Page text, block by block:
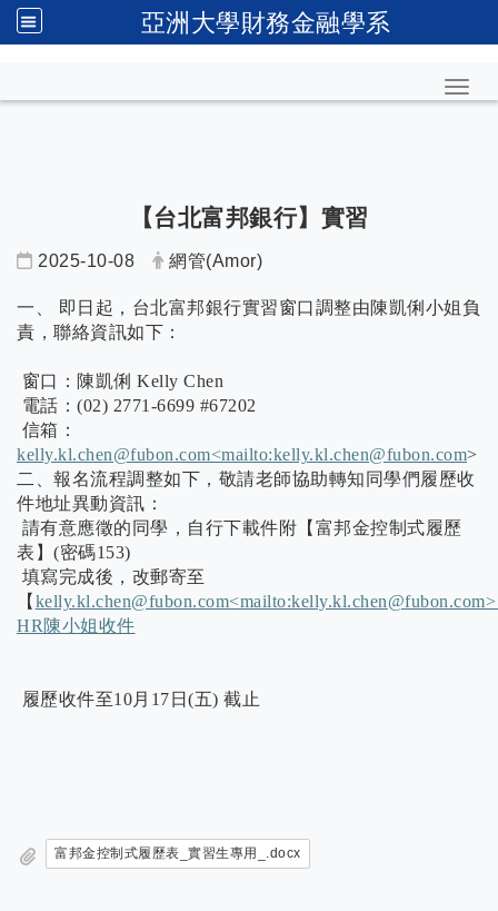
亞洲大學財務金融學系
【台北富邦銀行】實習
2025-10-08 網管(Amor)
一、 即日起，台北富邦銀行實習窗口調整由陳凱俐小姐負
責，聯絡資訊如下：
窗口：陳凱俐 Kelly Chen
電話：(02) 2771-6699 #67202
信箱：
kelly.kl.chen@fubon.com<mailto:kelly.kl.chen@fubon.com>
二、報名流程調整如下，敬請老師協助轉知同學們履歷收
件地址異動資訊：
請有意應徵的同學，自行下載件附【富邦金控制式履歷
表】(密碼153)
填寫完成後，改郵寄至
【
HR陳小姐收件
履歷收件至10月17日(五) 截止
富邦金控制式履歷表_實習生專用_.docx